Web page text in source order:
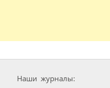
Наши журналы: